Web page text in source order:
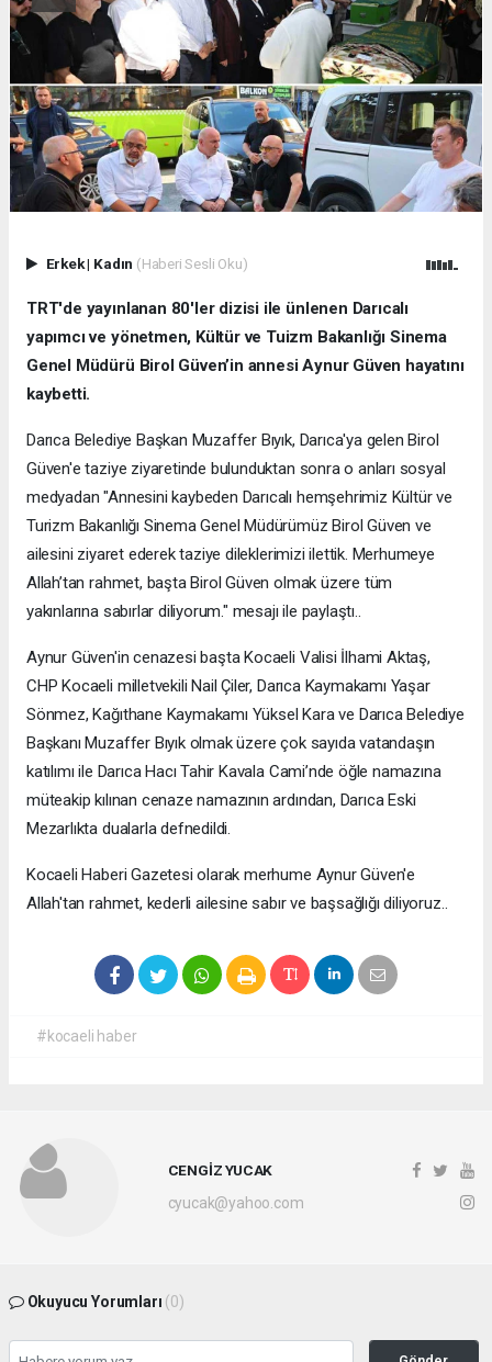
Erkek| Kadın (Haberi Sesli Oku)
TRT'de yayınlanan 80'ler dizisi ile ünlenen Darıcalı
yapımcı ve yönetmen, Kültür ve Tuizm Bakanlığı Sinema
Genel Müdürü Birol Güven’in annesi Aynur Güven hayatını
kaybetti.
Darıca Belediye Başkan Muzaffer Bıyık, Darıca'ya gelen Birol
Güven'e taziye ziyaretinde bulunduktan sonra o anları sosyal
medyadan "Annesini kaybeden Darıcalı hemşehrimiz Kültür ve
Turizm Bakanlığı Sinema Genel Müdürümüz Birol Güven ve
ailesini ziyaret ederek taziye dileklerimizi ilettik. Merhumeye
Allah’tan rahmet, başta Birol Güven olmak üzere tüm
yakınlarına sabırlar diliyorum." mesajı ile paylaştı..
Aynur Güven'in cenazesi başta Kocaeli Valisi İlhami Aktaş,
CHP Kocaeli milletvekili Nail Çiler, Darıca Kaymakamı Yaşar
Sönmez, Kağıthane Kaymakamı Yüksel Kara ve Darıca Belediye
Başkanı Muzaffer Bıyık olmak üzere çok sayıda vatandaşın
katılımı ile Darıca Hacı Tahir Kavala Cami’nde öğle namazına
müteakip kılınan cenaze namazının ardından, Darıca Eski
Mezarlıkta dualarla defnedildi.
Kocaeli Haberi Gazetesi olarak merhume Aynur Güven'e
Allah'tan rahmet, kederli ailesine sabır ve başsağlığı diliyoruz..
#kocaeli haber
CENGİZ YUCAK
cyucak@yahoo.com
Okuyucu Yorumları (0)